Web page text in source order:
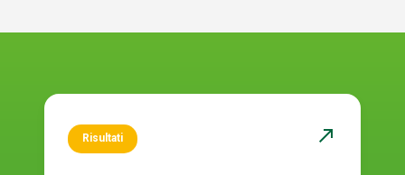
Risultati north_east